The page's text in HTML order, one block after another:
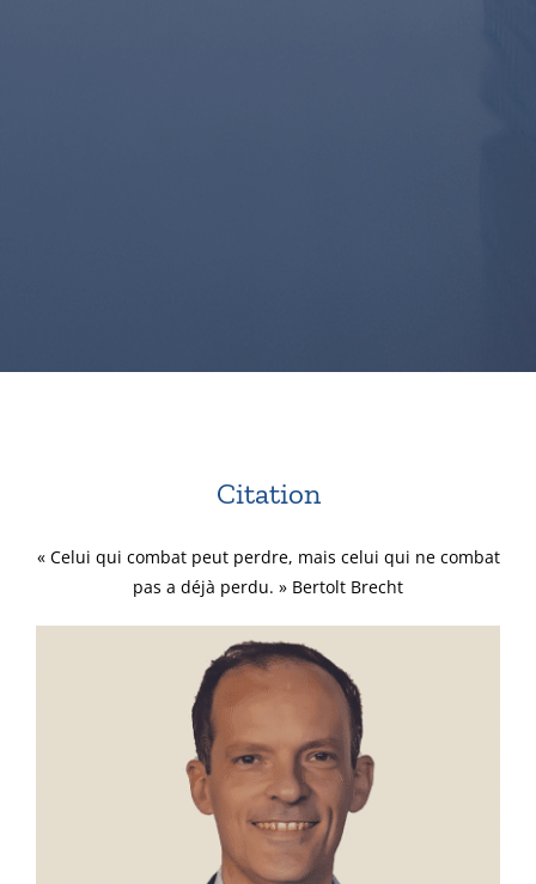
Citation
« Celui qui combat peut perdre, mais celui qui ne combat
pas a déjà perdu. » Bertolt Brecht